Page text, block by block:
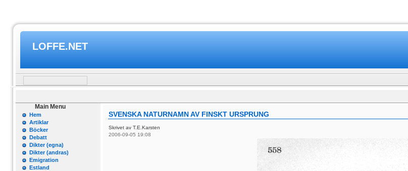
LOFFE.NET
Main Menu
Hem
Artiklar
Böcker
Debatt
Dikter (egna)
Dikter (andras)
Emigration
Estland
SVENSKA NATURNAMN AV FINSKT URSPRUNG
Skrivet av T.E.Karsten
2006-09-05 19:08